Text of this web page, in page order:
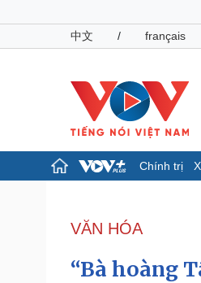
中文
/ français
Chính trị
Đảng
Tổ chức nhân sự
Nhận diện sự thật
VĂN HÓA
“Bà hoàng